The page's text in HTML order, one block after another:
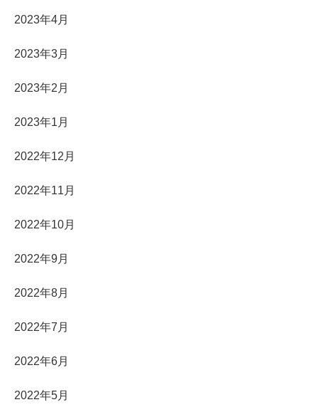
2023年4月
2023年3月
2023年2月
2023年1月
2022年12月
2022年11月
2022年10月
2022年9月
2022年8月
2022年7月
2022年6月
2022年5月